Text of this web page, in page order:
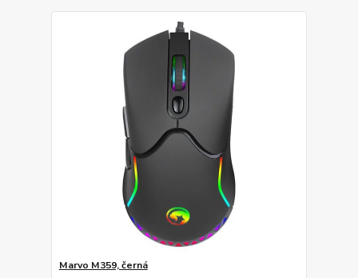
Marvo M359, černá